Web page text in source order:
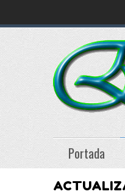
Portada